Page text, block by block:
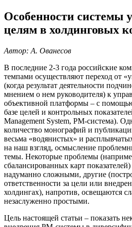
Особенности системы
целям в холдинговых
Автор: А. Ованесов
В последние 2-3 года российские
темпами осуществляют переход от
(когда результат деятельности
мнением о нем руководителя) к
объективной платформы – с
базе целей и контрольных
Management System, PM-система).
количество монографий и
весьма «водянистых» и
на наш взгляд, осмысление
темы. Некоторые проблемы
сбалансированных карт
надуманно сложными, другие
ответственности за цели или
холдингах), напротив, освещаются
незаслуженно простыми.
Цель настоящей статьи – показать